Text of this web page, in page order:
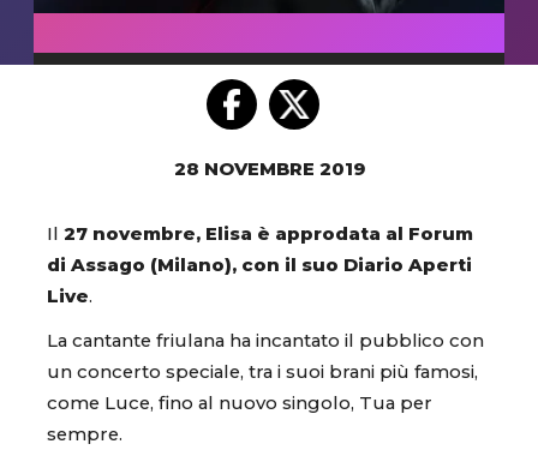
28 NOVEMBRE 2019
Il 27 novembre, Elisa è approdata al Forum
di Assago (Milano), con il suo Diario Aperti
Live.
La cantante friulana ha incantato il pubblico con
un concerto speciale, tra i suoi brani più famosi,
come Luce, fino al nuovo singolo, Tua per
sempre.